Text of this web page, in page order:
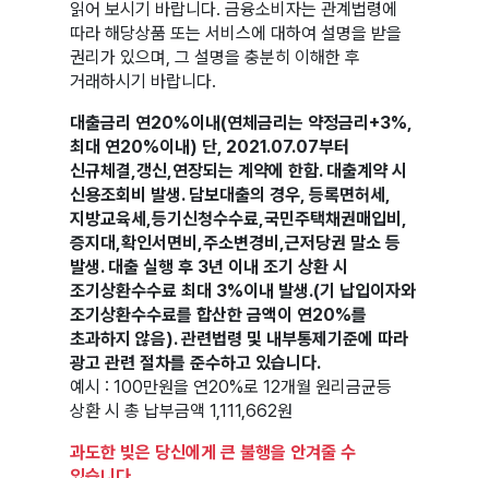
읽어 보시기 바랍니다. 금융소비자는 관계법령에
따라 해당상품 또는 서비스에 대하여 설명을 받을
권리가 있으며, 그 설명을 충분히 이해한 후
거래하시기 바랍니다.
대출금리 연20%이내(연체금리는 약정금리+3%,
최대 연20%이내) 단, 2021.07.07부터
신규체결,갱신,연장되는 계약에 한함. 대출계약 시
신용조회비 발생. 담보대출의 경우, 등록면허세,
지방교육세,등기신청수수료,국민주택채권매입비,
증지대,확인서면비,주소변경비,근저당권 말소 등
발생. 대출 실행 후 3년 이내 조기 상환 시
조기상환수수료 최대 3%이내 발생.(기 납입이자와
조기상환수수료를 합산한 금액이 연20%를
초과하지 않음). 관련법령 및 내부통제기준에 따라
광고 관련 절차를 준수하고 있습니다.
예시 : 100만원을 연20%로 12개월 원리금균등
상환 시 총 납부금액 1,111,662원
과도한 빚은 당신에게 큰 불행을 안겨줄 수